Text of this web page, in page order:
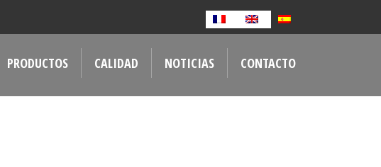
PRODUCTOS CALIDAD NOTICIAS CONTACTO